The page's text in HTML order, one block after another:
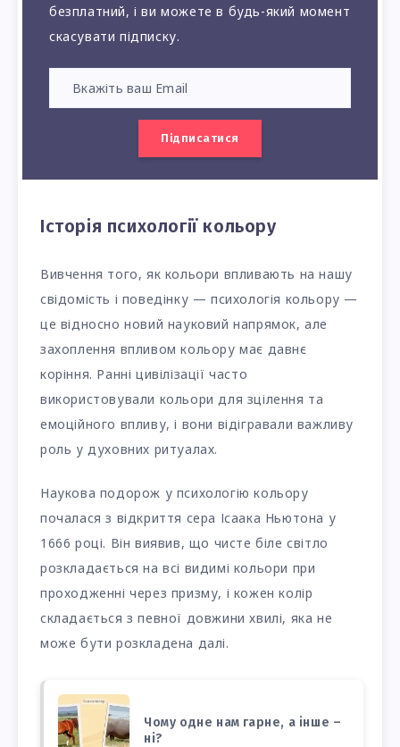
безплатний, і ви можете в будь-який момент
скасувати підписку.
Підписатися
Історія психології кольору
Вивчення того, як кольори впливають на нашу
свідомість і поведінку — психологія кольору —
це відносно новий науковий напрямок, але
захоплення впливом кольору має давнє
коріння. Ранні цивілізації часто
використовували кольори для зцілення та
емоційного впливу, і вони відігравали важливу
роль у духовних ритуалах.
Наукова подорож у психологію кольору
почалася з відкриття сера Ісаака Ньютона у
1666 році. Він виявив, що чисте біле світло
розкладається на всі видимі кольори при
проходженні через призму, і кожен колір
складається з певної довжини хвилі, яка не
може бути розкладена далі.
Чому одне нам гарне, а інше –
ні?